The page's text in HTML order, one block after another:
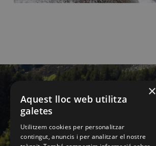
×
Aquest lloc web utilitza
galetes
Utilitzem cookies per personalitzar
contingut, anuncis i per analitzar el nostre